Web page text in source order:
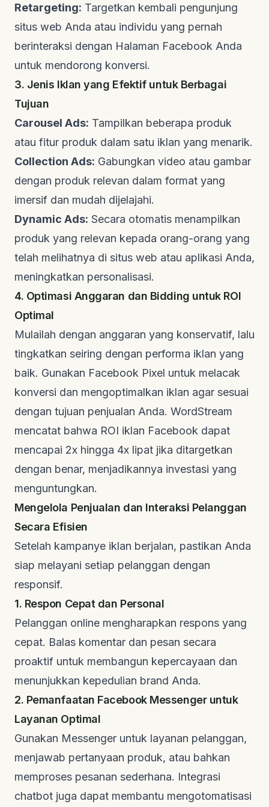
Retargeting: Targetkan kembali pengunjung
situs web Anda atau individu yang pernah
berinteraksi dengan Halaman Facebook Anda
untuk mendorong konversi.
3. Jenis Iklan yang Efektif untuk Berbagai
Tujuan
Carousel Ads: Tampilkan beberapa produk
atau fitur produk dalam satu iklan yang menarik.
Collection Ads: Gabungkan video atau gambar
dengan produk relevan dalam format yang
imersif dan mudah dijelajahi.
Dynamic Ads: Secara otomatis menampilkan
produk yang relevan kepada orang-orang yang
telah melihatnya di situs web atau aplikasi Anda,
meningkatkan personalisasi.
4. Optimasi Anggaran dan Bidding untuk ROI
Optimal
Mulailah dengan anggaran yang konservatif, lalu
tingkatkan seiring dengan performa iklan yang
baik. Gunakan Facebook Pixel untuk melacak
konversi dan mengoptimalkan iklan agar sesuai
dengan tujuan penjualan Anda. WordStream
mencatat bahwa ROI iklan Facebook dapat
mencapai 2x hingga 4x lipat jika ditargetkan
dengan benar, menjadikannya investasi yang
menguntungkan.
Mengelola Penjualan dan Interaksi Pelanggan
Secara Efisien
Setelah kampanye iklan berjalan, pastikan Anda
siap melayani setiap pelanggan dengan
responsif.
1. Respon Cepat dan Personal
Pelanggan online mengharapkan respons yang
cepat. Balas komentar dan pesan secara
proaktif untuk membangun kepercayaan dan
menunjukkan kepedulian brand Anda.
2. Pemanfaatan Facebook Messenger untuk
Layanan Optimal
Gunakan Messenger untuk layanan pelanggan,
menjawab pertanyaan produk, atau bahkan
memproses pesanan sederhana. Integrasi
chatbot juga dapat membantu mengotomatisasi